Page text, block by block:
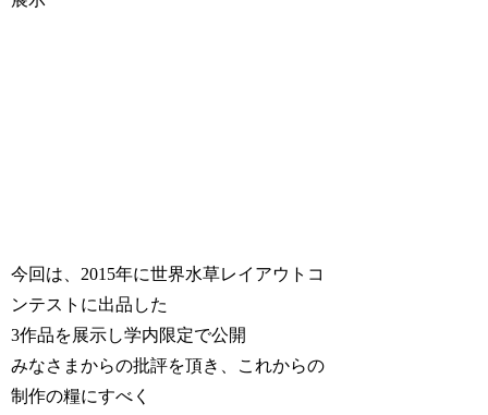
今回は、2015年に世界水草レイアウトコ
ンテストに出品した
3作品を展示し学内限定で公開
みなさまからの批評を頂き、これからの
制作の糧にすべく